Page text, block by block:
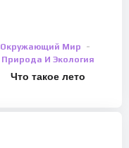
Окружающий Мир
Природа И Экология
Что такое лето